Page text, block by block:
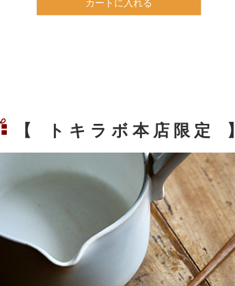
カートに入れる
【 ト キ ラ ボ 本 店 限 定 】